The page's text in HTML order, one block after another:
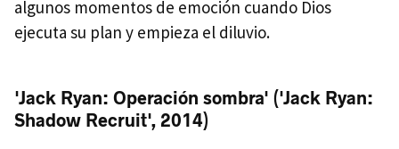
algunos momentos de emoción cuando Dios
ejecuta su plan y empieza el diluvio.
'Jack Ryan: Operación sombra' ('Jack Ryan:
Shadow Recruit', 2014)